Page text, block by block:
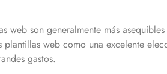
web son generalmente más
web como una excelente
gastos.